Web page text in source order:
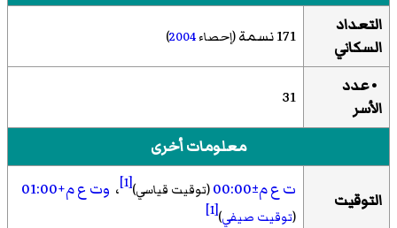
التعداد
السكاني
171 نسمة (إحصاء2004
)
• عدد
الأسر
31
معلومات أخرى
التوقيت ت ع م±00:00 (توقيت قياسي)[1] ، وت ع م+01:00
(توقيت صيفي)
[1]